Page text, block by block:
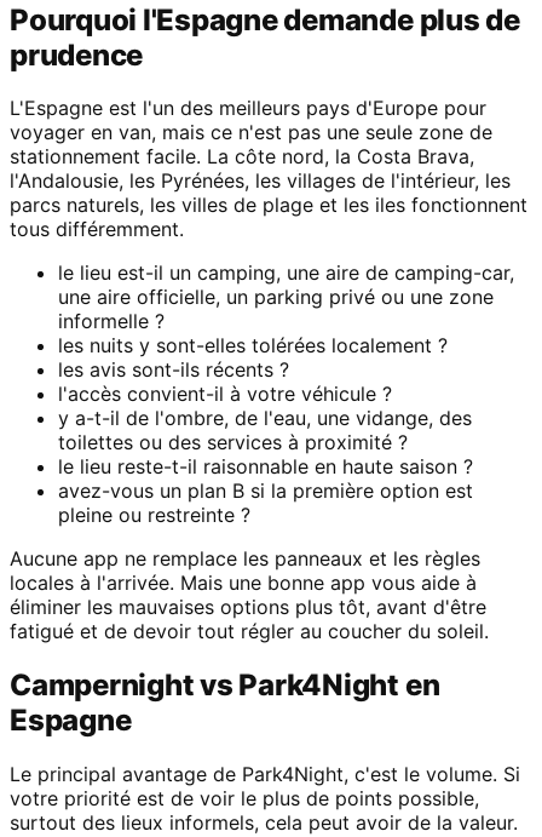
Pourquoi l'Espagne demande plus de
prudence
L'Espagne est l'un des meilleurs pays d'Europe pour
voyager en van, mais ce n'est pas une seule zone de
stationnement facile. La côte nord, la Costa Brava,
l'Andalousie, les Pyrénées, les villages de l'intérieur, les
parcs naturels, les villes de plage et les iles fonctionnent
tous différemment.
le lieu est-il un camping, une aire de camping-car,
une aire officielle, un parking privé ou une zone
informelle ?
les nuits y sont-elles tolérées localement ?
les avis sont-ils récents ?
l'accès convient-il à votre véhicule ?
y a-t-il de l'ombre, de l'eau, une vidange, des
toilettes ou des services à proximité ?
le lieu reste-t-il raisonnable en haute saison ?
avez-vous un plan B si la première option est
pleine ou restreinte ?
Aucune app ne remplace les panneaux et les règles
locales à l'arrivée. Mais une bonne app vous aide à
éliminer les mauvaises options plus tôt, avant d'être
fatigué et de devoir tout régler au coucher du soleil.
Campernight vs Park4Night en
Espagne
Le principal avantage de Park4Night, c'est le volume. Si
votre priorité est de voir le plus de points possible,
surtout des lieux informels, cela peut avoir de la valeur.